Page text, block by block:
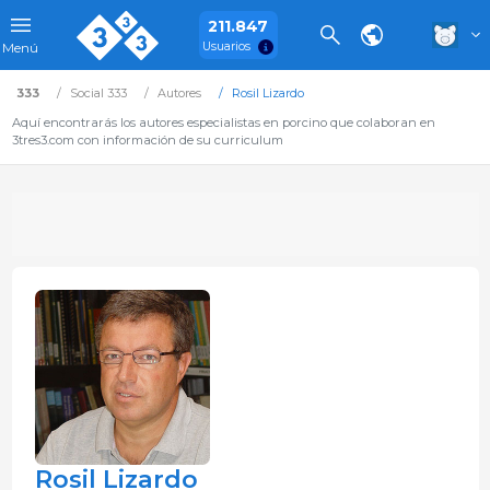
Menú
211.847
Usuarios
333 Social 333 Autores
Rosil Lizardo
Aquí encontrarás los autores especialistas en porcino que colaboran en
3tres3.com con información de su curriculum
Rosil Lizardo